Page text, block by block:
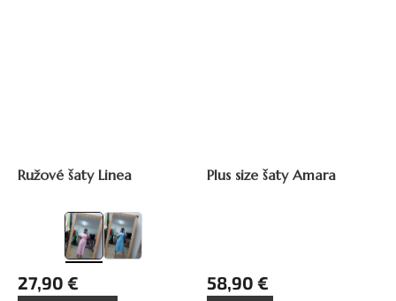
Ružové šaty Linea
27,90 €
Plus size šaty Amara
58,90 €